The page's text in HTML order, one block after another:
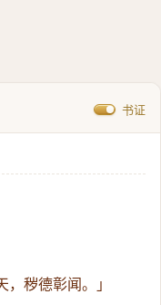
书证
，秽德彰闻。」